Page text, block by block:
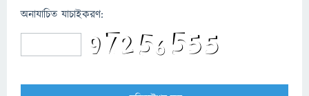
অনাযাচিত যাচাইকরণ: